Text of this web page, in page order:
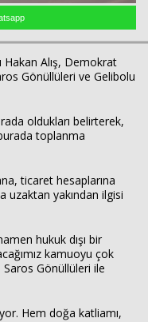
Alış, Demokrat
Gönüllüleri ve Gelibolu
oldukları belirterek,
toplanma
ticaret hesaplarına
uzaktan yakından ilgisi
hukuk dışı bir
kamuoyu çok
Saros Gönüllüleri ile
Hem doğa katliamı,
İLETİŞİM